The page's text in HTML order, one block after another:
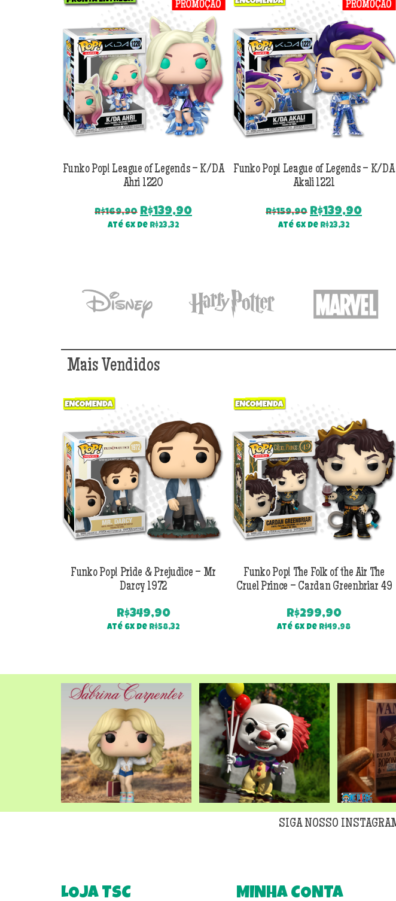
Funko Pop! League of Legends – K/DA
Ahri 1220
R$169,90 O
preço
R$139,90O
Até 6x de R$23,32
Funko Pop! League of Legends – K/DA
Akali 1221
R$159,90 O
preço
R$139,90O
Até 6x de R$23,32
Mais Vendidos
Funko Pop! Pride & Prejudice – Mr
Darcy 1972
R$349,90
Até 6x de R$58,32
Funko Pop! The Folk of the Air The
Cruel Prince – Cardan Greenbriar 49
R$299,90
Até 6x de R$49,98
SIGA NOSSO
LOJA TSC MINHA CONTA